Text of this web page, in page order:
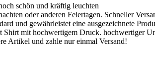
schön und kräftig leuchten
oder anderen Feiertagen. Schneller
und gewährleistet eine ausgezeichnete
mit hochwertigem Druck. hochwertiger
Artikel und zahle nur einmal Versand!